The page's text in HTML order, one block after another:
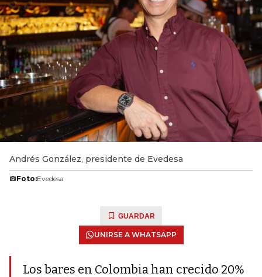
Andrés González, presidente de Evedesa
Foto:Evedesa
GUARDAR
UNIRSE A WHATSAPP
Los bares en Colombia han crecido 20%